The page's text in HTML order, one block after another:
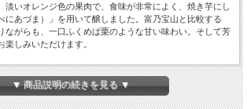
淡いオレンジ色の果肉で、食味が非常によく、焼き芋にし
にあづま）」を用いて醸しました。富乃宝山と比較する
ながらも、一口ふくめば栗のような甘い味わい。そして芳
しみいただけます。
露を最大にまで高め、イモ品種の差による味わのちがいを
精乃雫」。当シリーズに含まれる焼酎は全て、酵母や麹
法まで、仕込みの一切を画一化。原料芋の違いだけで味を
▼ 商品説明の続きを見る ▼